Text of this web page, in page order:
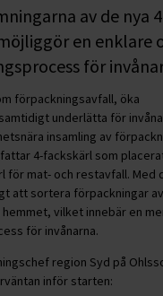
av de nya
en enklare
för
förpackningsavfall, öka
underlätta för
insamling av
4-fackskärl som
för mat- och restavfall. Med
att sortera förpackningar
vilket innebär en
för invånarna.
region Syd på
inför starten: